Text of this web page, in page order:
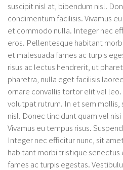
suscipit nisl at, bibendum nisl.
condimentum facilisis. Vivamus
et commodo nulla. Integer nec
eros. Pellentesque habitant
et malesuada fames ac turpis
risus ac lectus hendrerit, ut
pharetra, nulla eget facilisis
ornare convallis tortor elit vel
volutpat rutrum. In et sem mollis,
nisl. Donec tincidunt quam vel
Vivamus eu tempus risus.
Integer nec efficitur nunc, sit
habitant morbi tristique senectus
fames ac turpis egestas.